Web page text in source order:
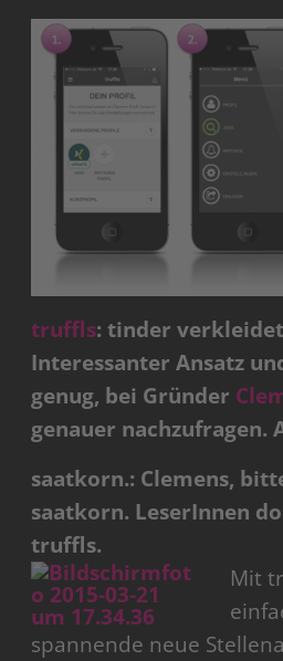
truffls: tinder
Interessanter Ansatz
genug, bei Gründer
genauer nachzufragen.
saatkorn.: Clemens,
saatkorn. LeserInnen
truffls.
Mit
spannende neue